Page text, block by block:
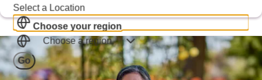
Select a Location
Choose your region
Choose a region
Go